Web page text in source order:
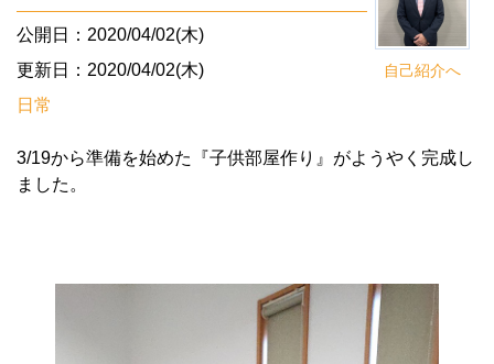
自己紹介へ
公開日：2020/04/02(木)
更新日：2020/04/02(木)
日常
3/19から準備を始めた『子供部屋作り』がようやく完成し
ました。